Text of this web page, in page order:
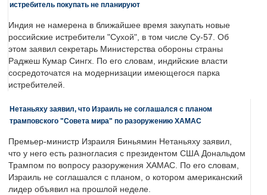
истребитель покупать не планируют
Индия не намерена в ближайшее время закупать новые
российские истребители "Сухой", в том числе Су-57. Об
этом заявил секретарь Министерства обороны страны
Раджеш Кумар Сингх. По его словам, индийские власти
сосредоточатся на модернизации имеющегося парка
истребителей.
Нетаньяху заявил, что Израиль не соглашался с планом
трамповского "Совета мира" по разоружению ХАМАС
Премьер-министр Израиля Биньямин Нетаньяху заявил,
что у него есть разногласия с президентом США Дональдом
Трампом по вопросу разоружения ХАМАС. По его словам,
Израиль не соглашался с планом, о котором американский
лидер объявил на прошлой неделе.